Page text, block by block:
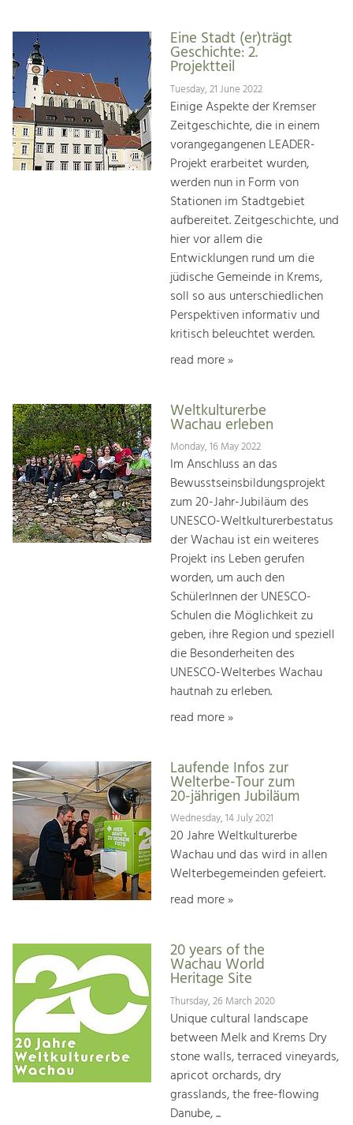
Eine Stadt (er)trägt
Geschichte: 2.
Projektteil
Tuesday, 21 June 2022
Einige Aspekte der Kremser
Zeitgeschichte, die in einem
vorangegangenen LEADER-
Projekt erarbeitet wurden,
werden nun in Form von
Stationen im Stadtgebiet
aufbereitet. Zeitgeschichte, und
hier vor allem die
Entwicklungen rund um die
jüdische Gemeinde in Krems,
soll so aus unterschiedlichen
Perspektiven informativ und
kritisch beleuchtet werden.
read more »
Weltkulturerbe
Wachau erleben
Monday, 16 May 2022
Im Anschluss an das
Bewusstseinsbildungsprojekt
zum 20-Jahr-Jubiläum des
UNESCO-Weltkulturerbestatus
der Wachau ist ein weiteres
Projekt ins Leben gerufen
worden, um auch den
SchülerInnen der UNESCO-
Schulen die Möglichkeit zu
geben, ihre Region und speziell
die Besonderheiten des
UNESCO-Welterbes Wachau
hautnah zu erleben.
read more »
Laufende Infos zur
Welterbe-Tour zum
20-jährigen Jubiläum
Wednesday, 14 July 2021
20 Jahre Weltkulturerbe
Wachau und das wird in allen
Welterbegemeinden gefeiert.
read more »
20 years of the
Wachau World
Heritage Site
Thursday, 26 March 2020
Unique cultural landscape
between Melk and Krems Dry
stone walls, terraced vineyards,
apricot orchards, dry
grasslands, the free-flowing
Danube, ...